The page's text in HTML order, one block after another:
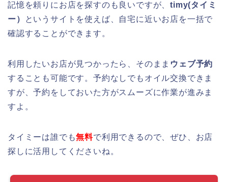
記憶を頼りにお店を探すのも良いですが、timy(タイミ
ー）
というサイトを使えば、自宅に近いお店を一括で
確認することができます。
利用したいお店が見つかったら、そのまま ウェブ予約
することも可能です。予約なしでもオイル交換できま
すが、予約をしておいた方がスムーズに作業が進みま
すよ。
タイミーは誰でも無料で利用できるので、ぜひ、お店
探しに活用してくださいね。